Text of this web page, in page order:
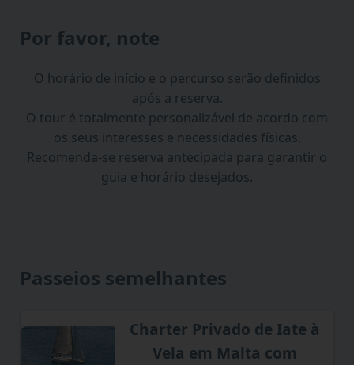
Por favor, note
O horário de início e o percurso serão definidos
após a reserva.
O tour é totalmente personalizável de acordo com
os seus interesses e necessidades físicas.
Recomenda-se reserva antecipada para garantir o
guia e horário desejados.
Passeios semelhantes
Charter Privado de Iate à
Vela em Malta com